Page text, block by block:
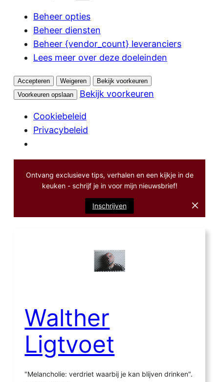
Beheer opties
Beheer diensten
Beheer {vendor_count} leveranciers
Lees meer over deze doeleinden
Accepteren Weigeren
Bekijk voorkeuren
Voorkeuren opslaan
Bekijk voorkeuren
Cookiebeleid
Privacybeleid
Ontvang exclusieve tips, verhalen en een kijkje in de
keuken - schrijf je in voor mijn nieuwsbrief!
Inschrijven
Walther
Ligtvoet
"Melancholie: verdriet waarbij je kan blijven drinken".